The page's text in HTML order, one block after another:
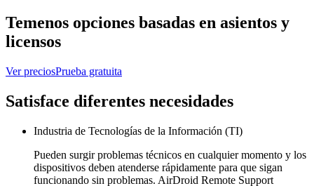
Temenos opciones basadas en asientos y
licensos
Ver preciosPrueba gratuita
Satisface diferentes necesidades
Industria de Tecnologías de la Información (TI)
Pueden surgir problemas técnicos en cualquier momento y los
dispositivos deben atenderse rápidamente para que sigan
funcionando sin problemas. AirDroid Remote Support